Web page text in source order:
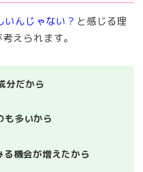
いんじゃない？ と感じる理
えられます。
分だから
も多いから
る機会が増えたから